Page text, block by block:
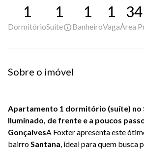
1
Dormitório
1
Suíte
1
Banheiro
1
Vaga
34
Área
Sobre o imóvel
Apartamento 1 dormitório (suíte) no
Iluminado, de frente e a poucos
GonçalvesA Foxter apresenta este
bairro Santana, ideal para quem